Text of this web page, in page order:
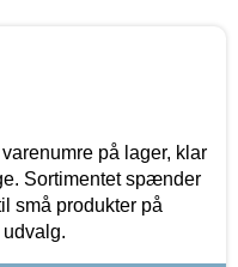
på lager, klar
Sortimentet spænder
små produkter på